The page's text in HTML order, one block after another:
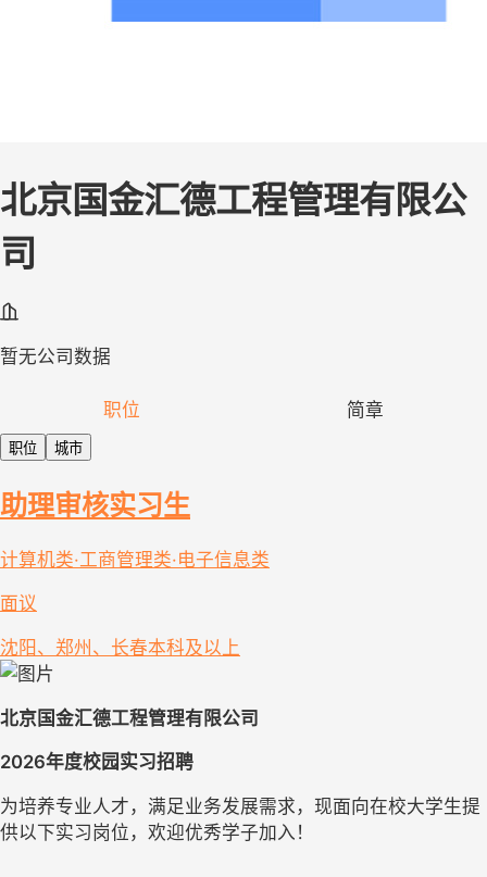
北京国金汇德工程管理有限公
司
暂无公司数据
职位 简章
职位 城市
助理审核实习生
计算机类·工商管理类·电子信息类
面议
沈阳、郑州、长春本科及以上
北京国金汇德工程管理有限公司
2026年度校园实习招聘
为培养专业人才，满足业务发展需求，现面向在校大学生提
供以下实习岗位，欢迎优秀学子加入！